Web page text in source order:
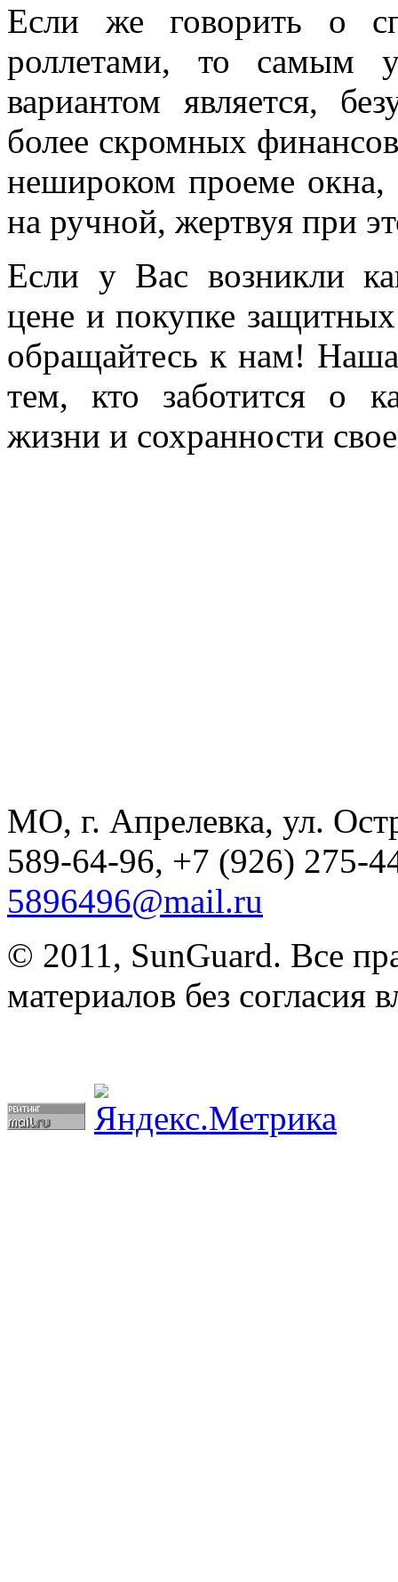
Если же говорить о
роллетами, то самым
вариантом является,
более скромных
нешироком проеме окна,
на ручной, жертвуя при
Если у Вас возникли
цене и покупке
обращайтесь к нам!
тем, кто заботится о
жизни и сохранности
МО, г. Апрелевка, ул.
589-64-96, +7 (926) 275-
5896496@mail.ru
© 2011, SunGuard. Все
материалов без согласия